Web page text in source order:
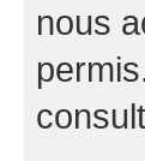
nous